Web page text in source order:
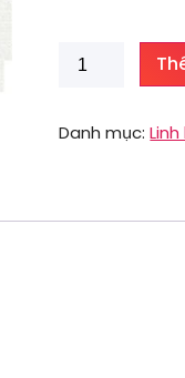
Chân
sạc
On7
Danh mục: